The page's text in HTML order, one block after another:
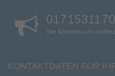
Sie können uns
KONTAKTDATEN FÜR